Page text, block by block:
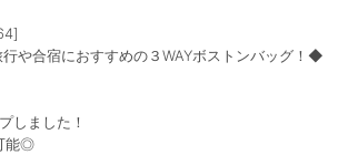
や合宿におすすめの３WAYボストンバッグ！◆
しました！
能◎